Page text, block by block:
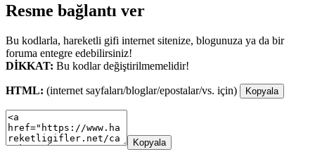
Resme bağlantı ver
Bu kodlarla, hareketli gifi internet sitenize, blogunuza ya da bir
foruma entegre edebilirsiniz!
DİKKAT: Bu kodlar değiştirilmemelidir!
HTML: (internet sayfaları/bloglar/epostalar/vs. için) Kopyala
Kopyala